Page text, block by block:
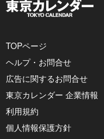
TOPページ
ヘルプ・お問合せ
広告に関するお問合せ
東京カレンダー 企業情報
利用規約
個人情報保護方針